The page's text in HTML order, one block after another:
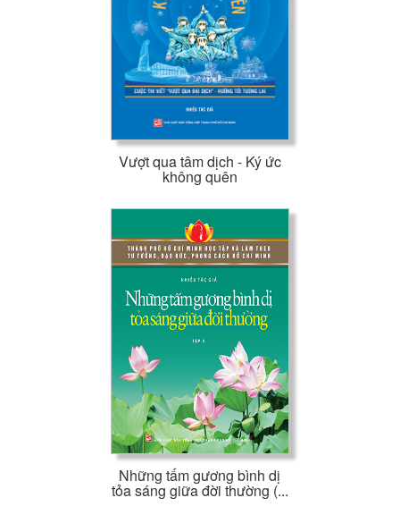
Vượt qua tâm dịch - Ký ức
không quên
Những tấm gương bình dị
tỏa sáng giữa đời thường (...